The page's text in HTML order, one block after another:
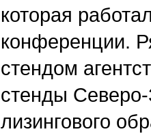
которая
конференции.
стендом
стенды
лизингового